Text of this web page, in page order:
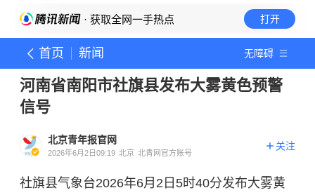
· 获取全网一手热点 打开
首页 新闻 无障碍
河南省南阳市社旗县发布大雾黄色预警
信号
北京青年报官网
2026年6月2日09:19 北京 北青网官方账号
关注
社旗县气象台2026年6月2日5时40分发布大雾黄